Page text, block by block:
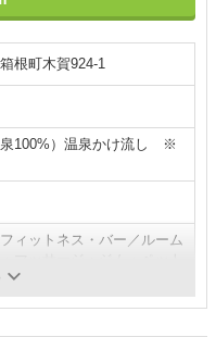
根町木賀924-1
泉100%）温泉かけ流し ※
ィットネス・バー／ルーム